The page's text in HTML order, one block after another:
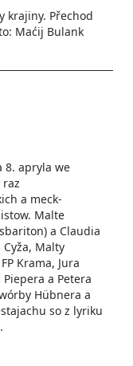
krajiny. Přechod
Serbskim muzeju Foto: Maćij Bulank
8. apryla we
a meck­
Malte
a Claudia
Malty
Krama, Jura
a Petera
Hübnera a
so z lyriku